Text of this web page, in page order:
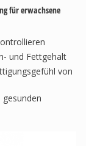
für erwachsene
und Fettgehalt
von